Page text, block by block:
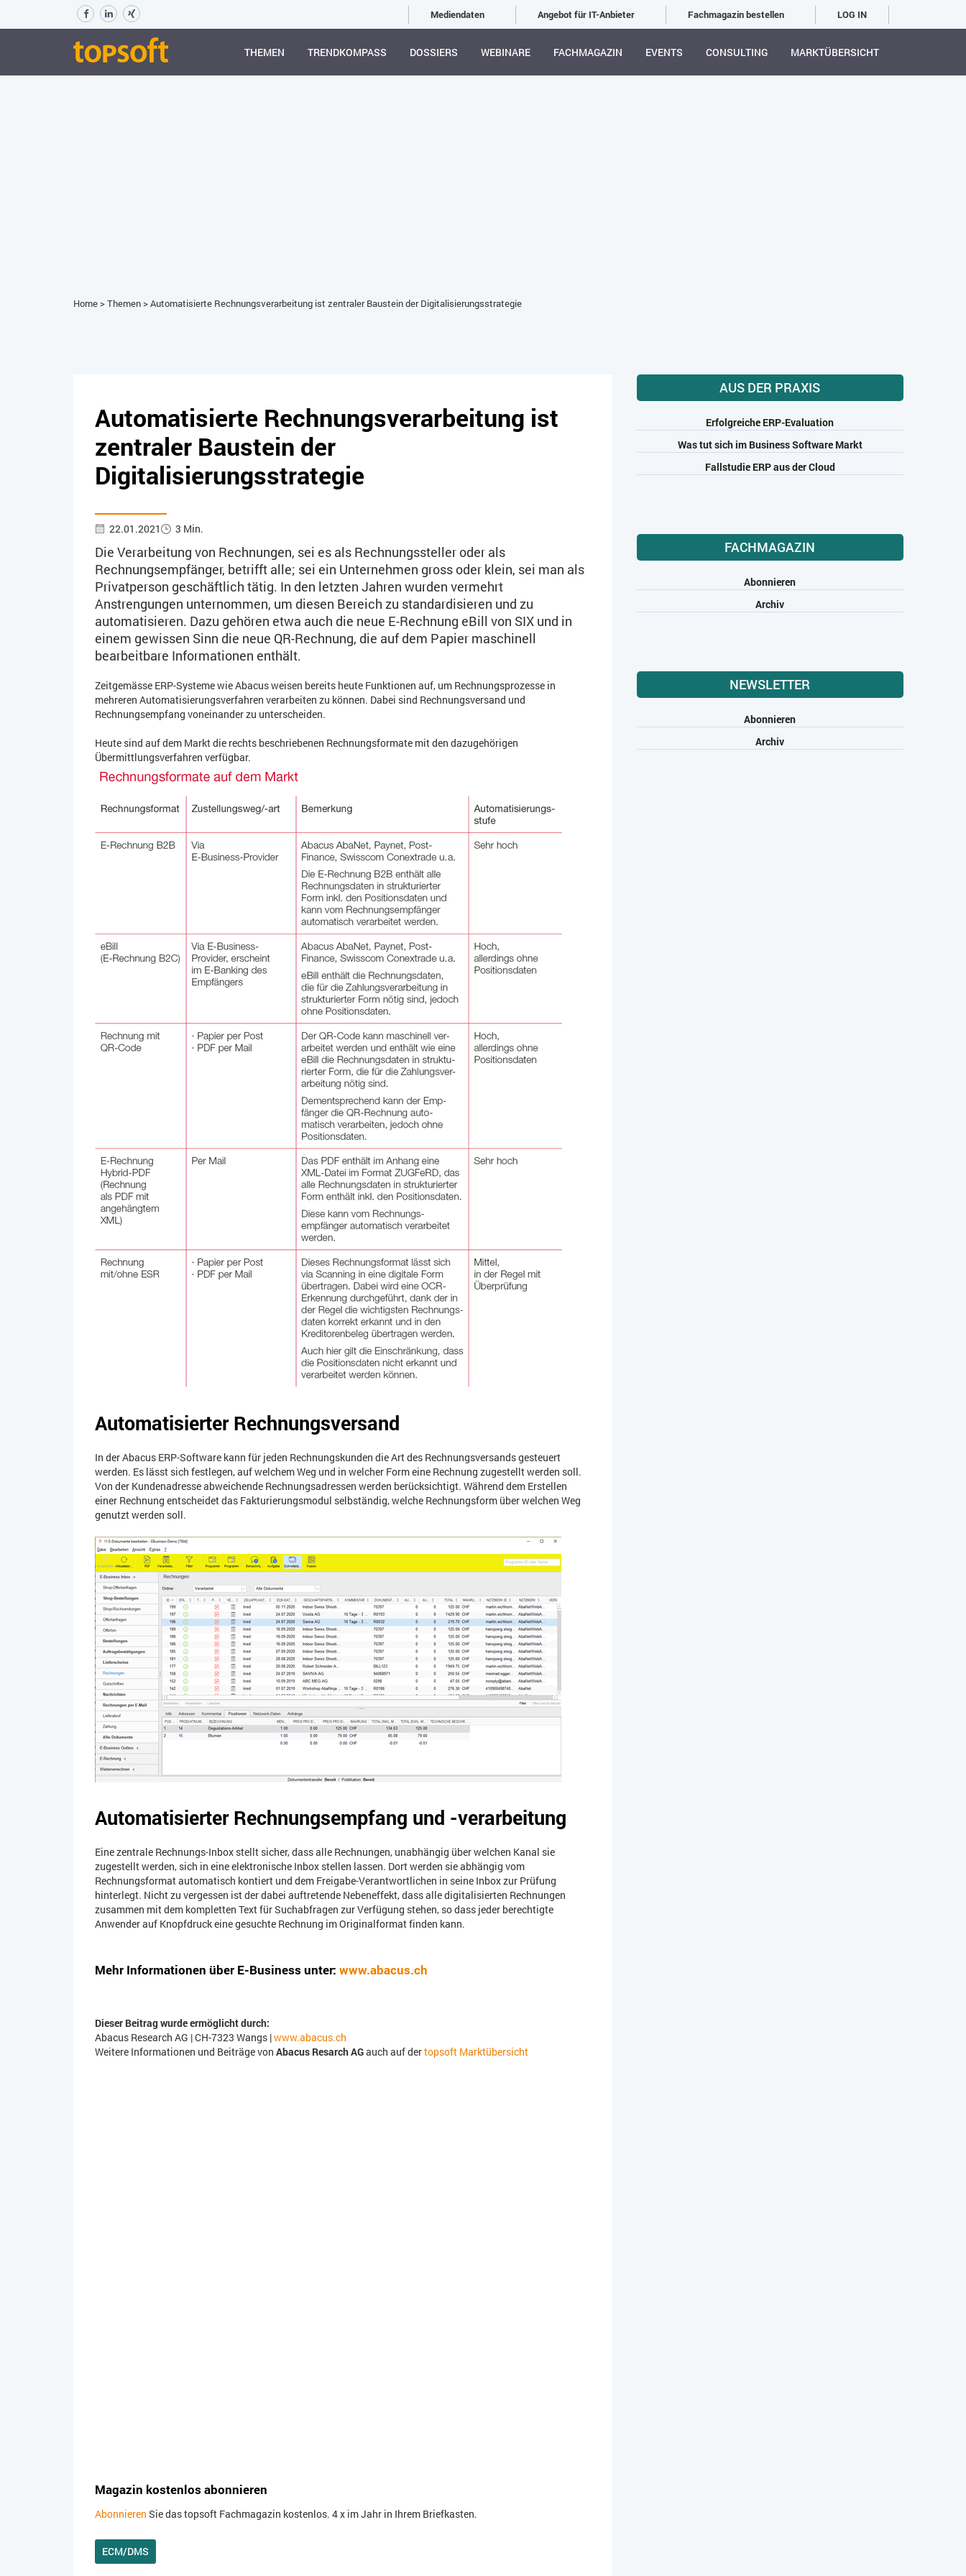
Mediendaten Angebot für IT-Anbieter Fachmagazin bestellen LOG IN
THEMEN TRENDKOMPASS DOSSIERS WEBINARE FACHMAGAZIN EVENTS CONSULTING MARKTÜBERSICHT
Home>Themen>Automatisierte Rechnungsverarbeitung ist zentraler Baustein der Digitalisierungsstrategie
Automatisierte Rechnungsverarbeitung ist
zentraler Baustein der
Digitalisierungsstrategie
22.01.2021 3 Min.
Die Verarbeitung von Rechnungen, sei es als Rechnungssteller oder als
Rechnungsempfänger, betrifft alle; sei ein Unternehmen gross oder klein, sei man als
Privatperson geschäftlich tätig. In den letzten Jahren wurden vermehrt
Anstrengungen unternommen, um diesen Bereich zu standardisieren und zu
automatisieren. Dazu gehören etwa auch die neue E-Rechnung eBill von SIX und in
einem gewissen Sinn die neue QR-Rechnung, die auf dem Papier maschinell
bearbeitbare Informationen enthält.
Zeitgemässe ERP-Systeme wie Abacus weisen bereits heute Funktionen auf, um Rechnungsprozesse in
mehreren Automatisierungsverfahren verarbeiten zu können. Dabei sind Rechnungsversand und
Rechnungsempfang voneinander zu unterscheiden.
Heute sind auf dem Markt die rechts beschriebenen Rechnungsformate mit den dazugehörigen
Übermittlungsverfahren verfügbar.
Automatisierter Rechnungsversand
In der Abacus ERP-Software kann für jeden Rechnungskunden die Art des Rechnungsversands gesteuert
werden. Es lässt sich festlegen, auf welchem Weg und in welcher Form eine Rechnung zugestellt werden soll.
Von der Kundenadresse abweichende Rechnungsadressen werden berücksichtigt. Während dem Erstellen
einer Rechnung entscheidet das Fakturierungsmodul selbständig, welche Rechnungsform über welchen Weg
genutzt werden soll.
Automatisierter Rechnungsempfang und -verarbeitung
Eine zentrale Rechnungs-Inbox stellt sicher, dass alle Rechnungen, unabhängig über welchen Kanal sie
zugestellt werden, sich in eine elektronische Inbox stellen lassen. Dort werden sie abhängig vom
Rechnungsformat automatisch kontiert und dem Freigabe-Verantwortlichen in seine Inbox zur Prüfung
hinterlegt. Nicht zu vergessen ist der dabei auftretende Nebeneffekt, dass alle digitalisierten Rechnungen
zusammen mit dem kompletten Text für Suchabfragen zur Verfügung stehen, so dass jeder berechtigte
Anwender auf Knopfdruck eine gesuchte Rechnung im Originalformat finden kann.
Mehr Informationen über E-Business unter: www.abacus.ch
Dieser Beitrag wurde ermöglicht durch:
Abacus Research AG | CH-7323 Wangs |www.abacus.ch
Weitere Informationen und Beiträge von Abacus Resarch AGauch auf dertopsoft Marktübersicht
Magazin kostenlos abonnieren
Abonnieren Sie das topsoft Fachmagazin kostenlos. 4 x im Jahr in Ihrem Briefkasten.
ECM/DMS
AUS DER PRAXIS
Erfolgreiche ERP-Evaluation
Was tut sich im Business Software Markt
Fallstudie ERP aus der Cloud
FACHMAGAZIN
Abonnieren
Archiv
NEWSLETTER
Abonnieren
Archiv